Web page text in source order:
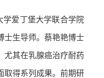
学爱丁堡大学联合学院
士生导师。蔡艳艳博士
尤其在乳腺癌治疗耐药
取得系列成果。前期研